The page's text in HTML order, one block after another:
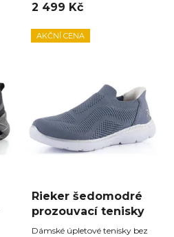
2 499 Kč
AKČNÍ CENA
Rieker šedomodré
prozouvací tenisky
Dámské úpletové tenisky bez